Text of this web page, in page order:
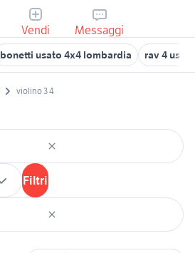
Vendi Messaggi
bonetti usato 4x4 lombardia rav 4
violino 3 4
Filtri